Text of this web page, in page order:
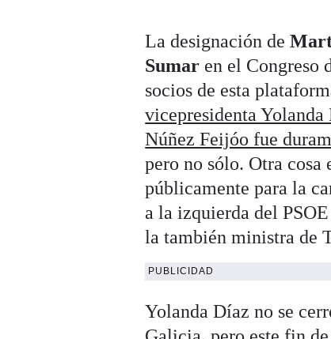
La designación de
Sumar en el Congreso
socios de esta
vicepresidenta
Núñez Feijóo fue
pero no sólo. Otra cosa
públicamente para la
a la izquierda del
la también ministra de
PUBLICIDAD
Yolanda Díaz no se